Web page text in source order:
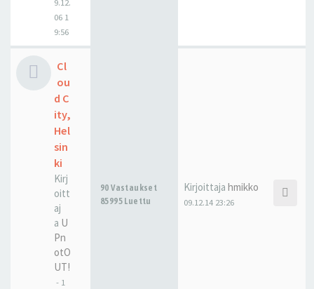
06 1
9:56
Cl
ou
d C
ity,
Hel
sin
ki
Kirj
oitt
aj
a U
Pn
otO
UT!
- 1
90 Vastaukset
85995 Luettu
Kirjoittaja hmikko
09.12.14 23:26